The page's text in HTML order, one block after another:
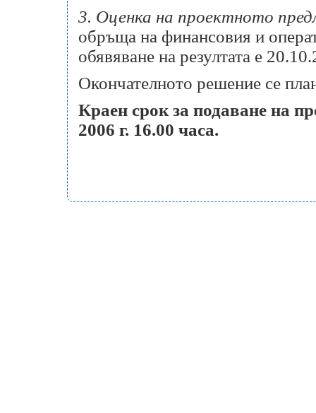
3. Оценка на проектното
обръща на финансовия и
обявяване на резултата е
Окончателното решение се
Краен срок за подаване на
2006 г. 16.00 часа.